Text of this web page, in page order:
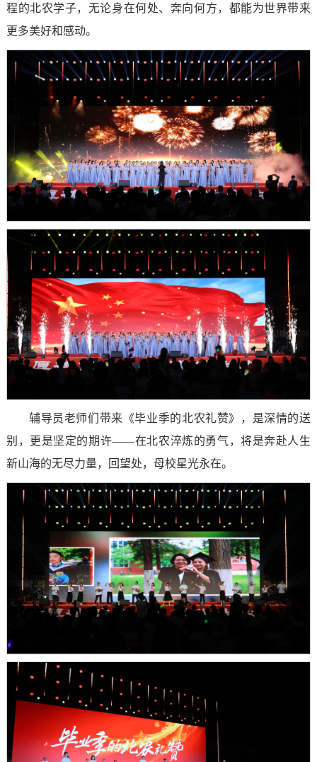
程的北农学子，无论身在何处、奔向何方，都能为世界带来
更多美好和感动。
辅导员老师们带来《毕业季的北农礼赞》，是深情的送
别，更是坚定的期许——在北农淬炼的勇气，将是奔赴人生
新山海的无尽力量，回望处，母校星光永在。